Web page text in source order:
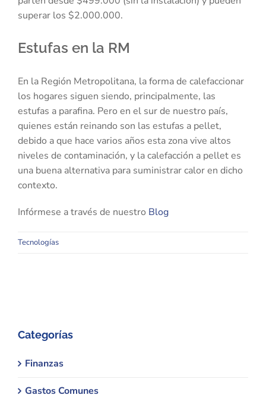
superar los $2.000.000.
Estufas en la RM
En la Región Metropolitana, la forma de calefaccionar
los hogares siguen siendo, principalmente, las
estufas a parafina. Pero en el sur de nuestro país,
quienes están reinando son las estufas a pellet,
debido a que hace varios años esta zona vive altos
niveles de contaminación, y la calefacción a pellet es
una buena alternativa para suministrar calor en dicho
contexto.
Infórmese a través de nuestro Blog
Tecnologías
Categorías
Finanzas
Gastos Comunes